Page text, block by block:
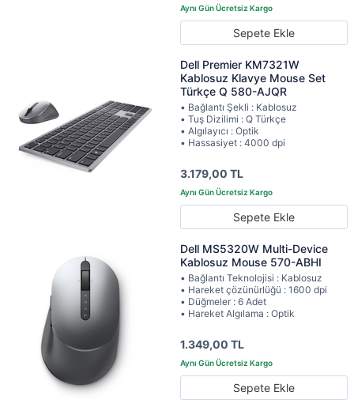
Sepete Ekle
Dell Premier KM7321W
Kablosuz Klavye Mouse Set
Türkçe Q 580-AJQR
• Bağlantı Şekli : Kablosuz
• Tuş Dizilimi : Q Türkçe
• Algılayıcı : Optik
• Hassasiyet : 4000 dpi
3.179,00 TL
Sepete Ekle
Dell MS5320W Multi-Device
Kablosuz Mouse 570-ABHI
• Bağlantı Teknolojisi : Kablosuz
• Hareket çözünürlüğü : 1600 dpi
• Düğmeler : 6 Adet
• Hareket Algılama : Optik
1.349,00 TL
Sepete Ekle